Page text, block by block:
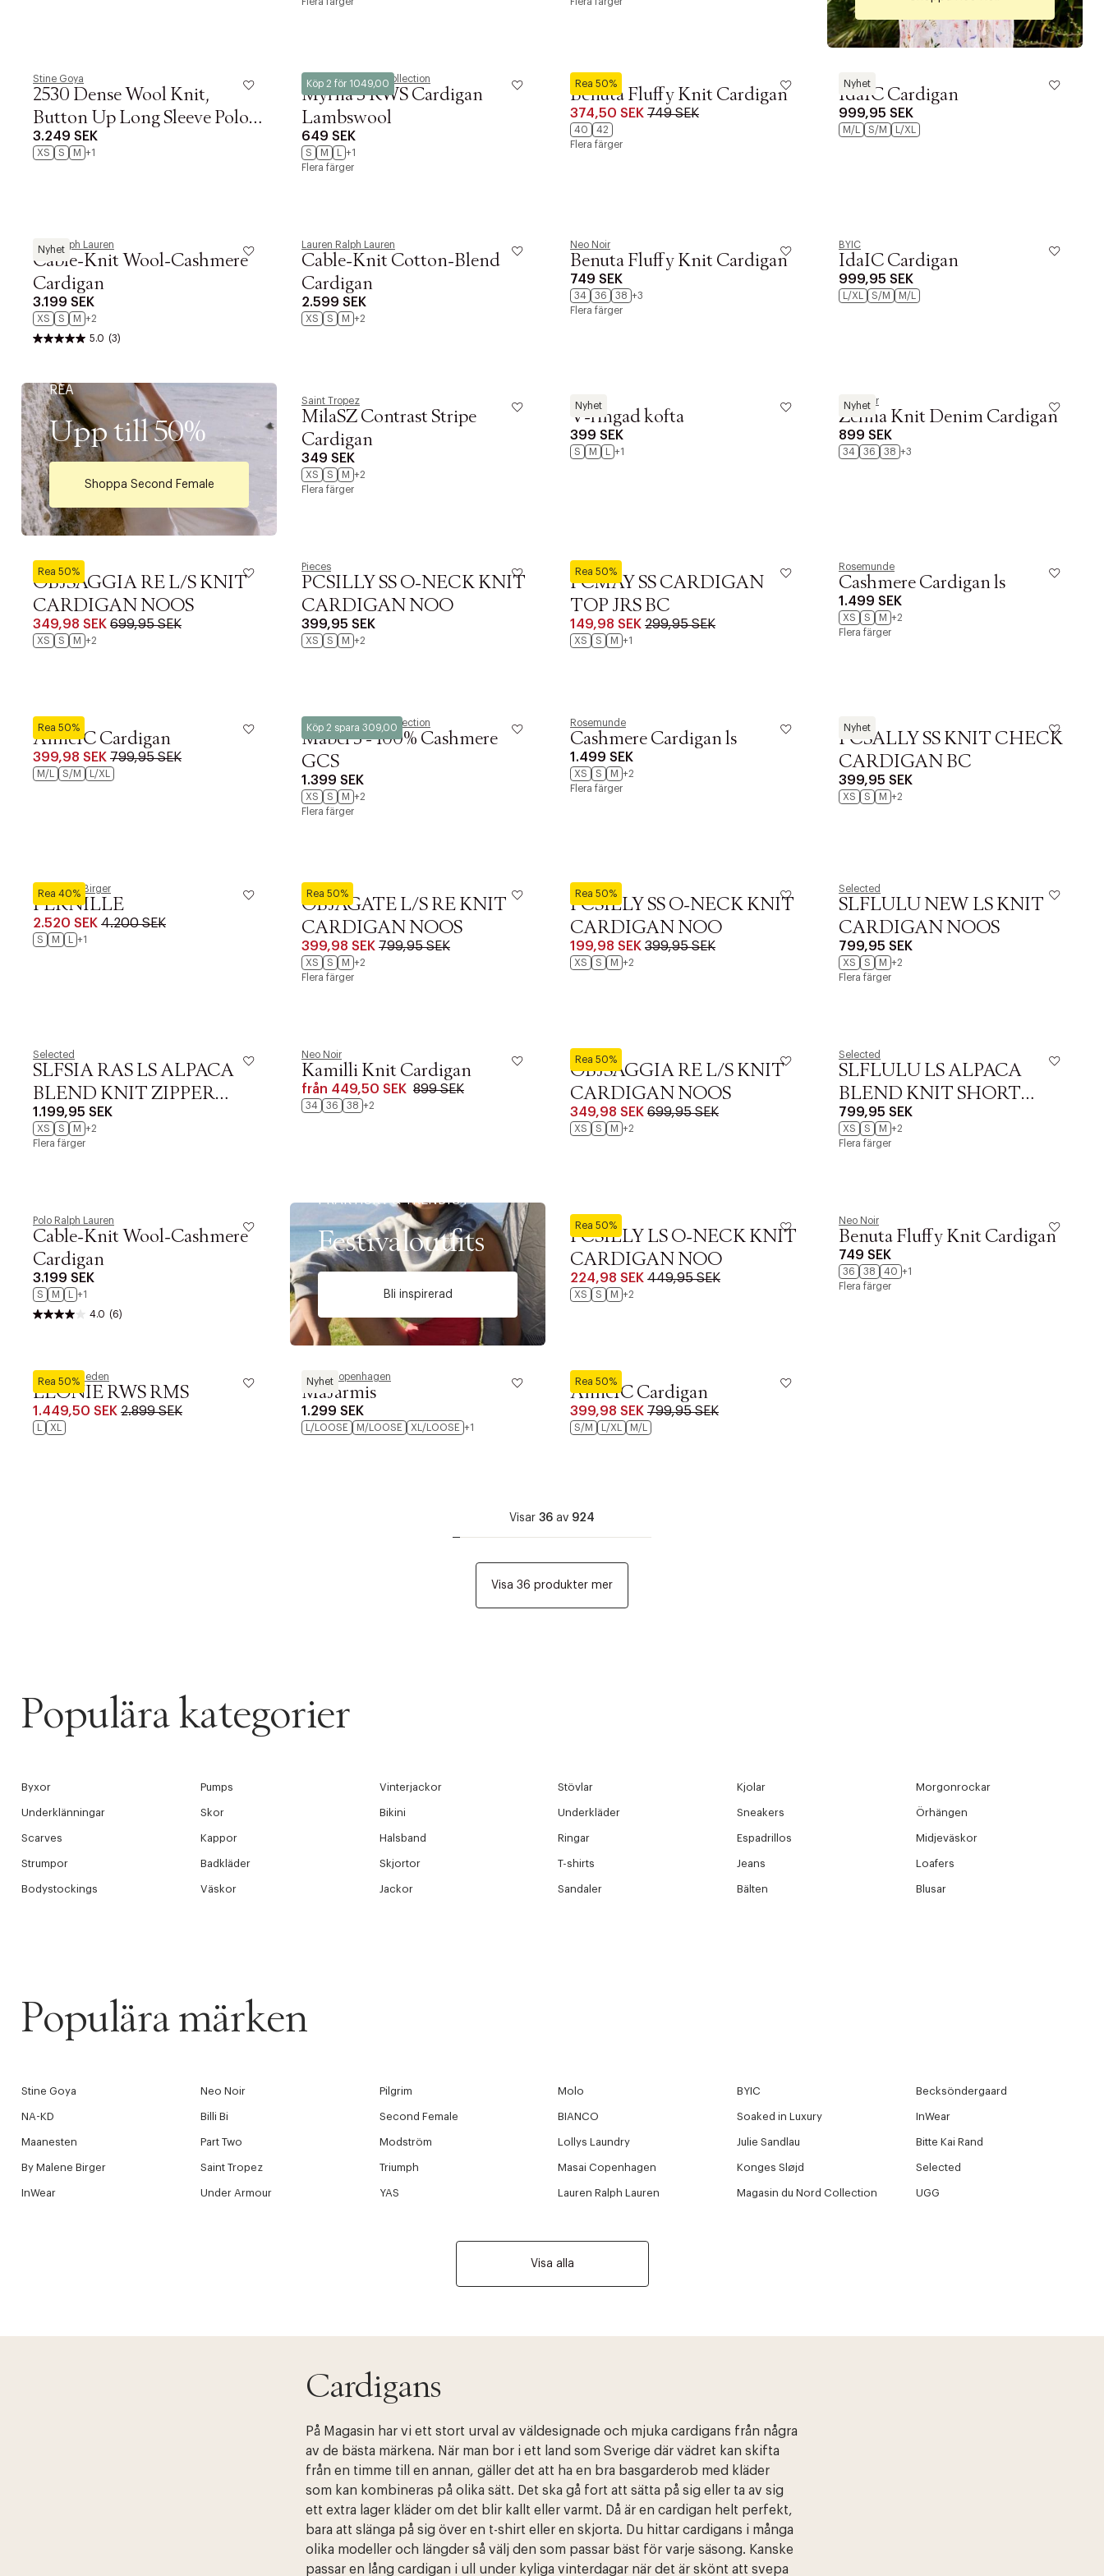
Stine Goya
2530 Dense Wool Knit,
Button Up Long Sleeve Polo
Knit
3.249 SEK
XS S M +1
Köp 2 för 1049,00
Magasin du Nord Collection
Myrna 3 RWS Cardigan
Lambswool
649 SEK
S M
+1
Flera färger
Rea 50%
Neo Noir
Benuta Fluffy Knit Cardigan
374,50 SEK 749 SEK
40
42
Flera färger
Nyhet
BYIC
IdaIC Cardigan
999,95 SEK
M/L S/M L/XL
Nyhet
Polo Ralph Lauren
Cable-Knit Wool-Cashmere
Cardigan
3.199 SEK
XS S M +2
5.0 (3)
Lauren Ralph Lauren
Cable-Knit Cotton-Blend
Cardigan
2.599 SEK
XS S M +2
Neo Noir
Benuta Fluffy Knit Cardigan
749 SEK
34 36 38 +3
Flera färger
BYIC
IdaIC Cardigan
999,95 SEK
L/XL S/M M/L
Saint Tropez
MilaSZ Contrast Stripe
Cardigan
349 SEK
XS S M +2
Flera färger
Nyhet
Lindex
V-ringad kofta
399 SEK
S M +1
Nyhet
Neo Noir
Zelma Knit Denim Cardigan
899 SEK
34 36 38 +3
Rea 50%
Object
OBJSAGGIA RE L/S KNIT
CARDIGAN NOOS
349,98 SEK 699,95 SEK
XS S M +2
Pieces
PCSILLY SS O-NECK KNIT
CARDIGAN NOO
399,95 SEK
XS S M +2
Rea 50%
Pieces
PCMAY SS CARDIGAN
TOP JRS BC
149,98 SEK 299,95 SEK
XS S M +1
Rosemunde
Cashmere Cardigan ls
1.499 SEK
XS S M +2
Flera färger
Rea 50%
BYIC
AnneIC Cardigan
399,98 SEK 799,95 SEK
M/L S/M L/XL
Köp 2 spara 309,00
Magasin du Nord Collection
Mabel 3 - 100% Cashmere
GCS
1.399 SEK
XS S M +2
Flera färger
Rosemunde
Cashmere Cardigan ls
1.499 SEK
XS S M +2
Flera färger
Nyhet
Pieces
PCSALLY SS KNIT CHECK
CARDIGAN BC
399,95 SEK
XS S M +2
Rea 40%
By Malene Birger
PERNILLE
2.520 SEK 4.200 SEK
S M +1
Rea 50%
Object
OBJAGATE L/S RE KNIT
CARDIGAN NOOS
399,98 SEK 799,95 SEK
XS S M +2
Flera färger
Rea 50%
Pieces
PCSILLY SS O-NECK KNIT
CARDIGAN NOO
199,98 SEK 399,95 SEK
XS S M +2
Selected
SLFLULU NEW LS KNIT
CARDIGAN NOOS
799,95 SEK
XS S M +2
Flera färger
Selected
SLFSIA RAS LS ALPACA
BLEND KNIT ZIPPER
CARDIGAN
1.199,95 SEK
XS S M +2
Flera färger
Neo Noir
Kamilli Knit Cardigan
från 449,50 SEK 899 SEK
34 36 38 +2
Rea 50%
Object
OBJSAGGIA RE L/S KNIT
CARDIGAN NOOS
349,98 SEK 699,95 SEK
XS S M +2
Selected
SLFLULU LS ALPACA
BLEND KNIT SHORT
CARDIGAN B
799,95 SEK
XS S M +2
Flera färger
Polo Ralph Lauren
Cable-Knit Wool-Cashmere
Cardigan
3.199 SEK
S M
+1
4.0 (6)
Rea 50%
Pieces
PCSILLY LS O-NECK KNIT
CARDIGAN NOO
224,98 SEK 449,95 SEK
XS S M +2
Neo Noir
Benuta Fluffy Knit Cardigan
749 SEK
36 38 40 +1
Flera färger
Rea 50%
Tiger of Sweden
LEONIE RWS RMS
1.449,50 SEK 2.899 SEK
XL
Nyhet
Masai Copenhagen
MaJarmis
1.299 SEK
L/LOOSE M/LOOSE XL/LOOSE +1
Rea 50%
BYIC
AnneIC Cardigan
399,98 SEK 799,95 SEK
S/M L/XL M/L
REA
Upp till 50%
Shoppa Second Female
PRAKTISKT & TRENDIGT
Festivaloutfits
Bli inspirerad
Visar 36 av 924
Visa 36 produkter mer
Populära kategorier
Byxor Pumps Vinterjackor Stövlar Kjolar Morgonrockar
Underklänningar Skor Bikini Underkläder Sneakers Örhängen
Scarves Kappor Halsband Ringar Espadrillos Midjeväskor
Strumpor Badkläder Skjortor T-shirts Jeans Loafers
Bodystockings Väskor Jackor Sandaler Bälten Blusar
Populära märken
Stine Goya Neo Noir Pilgrim Molo BYIC Becksöndergaard
NA-KD Billi Bi Second Female BIANCO Soaked in Luxury InWear
Maanesten Part Two Modström Lollys Laundry Julie Sandlau Bitte Kai Rand
By Malene Birger Saint Tropez Triumph Masai Copenhagen Konges Sløjd Selected
InWear Under Armour YAS Lauren Ralph Lauren Magasin du Nord Collection UGG
Visa alla
Cardigans
På Magasin har vi ett stort urval av väldesignade och mjuka cardigans från några
av de bästa märkena. När man bor i ett land som Sverige där vädret kan skifta
från en timme till en annan, gäller det att ha en bra basgarderob med kläder
som kan kombineras på olika sätt. Det ska gå fort att sätta på sig eller ta av sig
ett extra lager kläder om det blir kallt eller varmt. Då är en cardigan helt perfekt,
bara att slänga på sig över en t-shirt eller en skjorta. Du hittar cardigans i många
olika modeller och längder så välj den som passar bäst för varje säsong. Kanske
passar en lång cardigan i ull under kyliga vinterdagar när det är skönt att svepa
WE CARE ABOUT PERSONAL DATA
PRODUKTEN HITTADES TYVÄRR INTE
Stäng